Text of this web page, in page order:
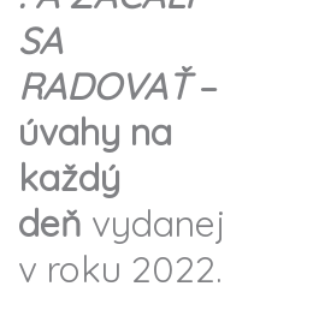
SA
RADOVAŤ –
úvahy na
každý
deň vydanej
v roku 2022.